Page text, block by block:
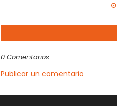
0 Comentarios
Publicar un comentario